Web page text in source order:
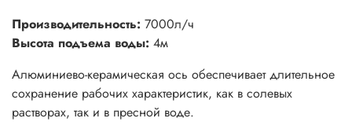
Производительность: 7000л/ч
Высота подъема воды: 4м
Алюминиево-керамическая ось обеспечивает длительное
сохранение рабочих характеристик, как в солевых
растворах, так и в пресной воде.